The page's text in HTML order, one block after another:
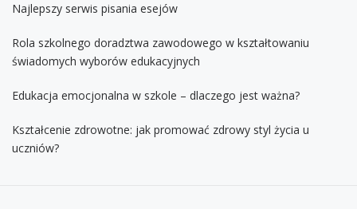
Najlepszy serwis pisania esejów
Rola szkolnego doradztwa zawodowego w kształtowaniu
świadomych wyborów edukacyjnych
Edukacja emocjonalna w szkole – dlaczego jest ważna?
Kształcenie zdrowotne: jak promować zdrowy styl życia u
uczniów?